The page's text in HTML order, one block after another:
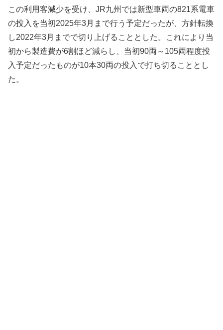
この利用客減少を受け、JR九州では新型車両の821系電車
の投入を当初2025年3月まで行う予定だったが、方針転換
し2022年3月までで切り上げることとした。これにより当
初から製造費が6割ほど減らし、当初90両～105両程度投
入予定だったものが10本30両の投入で打ち切ることとし
た。